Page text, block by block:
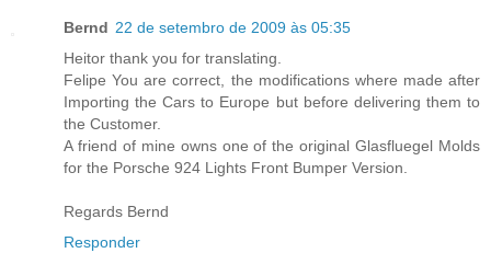
Bernd 22 de setembro de 2009 às 05:35
Heitor thank you for translating.
Felipe You are correct, the modifications where made after
Importing the Cars to Europe but before delivering them to
the Customer.
A friend of mine owns one of the original Glasfluegel Molds
for the Porsche 924 Lights Front Bumper Version.
Regards Bernd
Responder